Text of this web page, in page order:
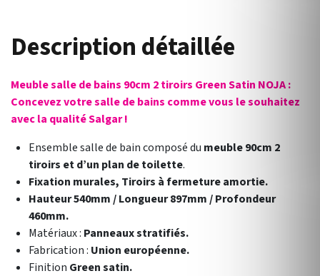
Description détaillée
Meuble salle de bains 90cm 2 tiroirs Green Satin NOJA :
Concevez votre salle de bains comme vous le souhaitez
avec la qualité Salgar !
Ensemble salle de bain composé du meuble 90cm 2
tiroirs et d’un plan de toilette.
Fixation murales, Tiroirs à fermeture amortie.
Hauteur 540mm / Longueur 897mm / Profondeur
460mm.
Matériaux : Panneaux stratifiés.
Fabrication : Union européenne.
Finition Green satin.